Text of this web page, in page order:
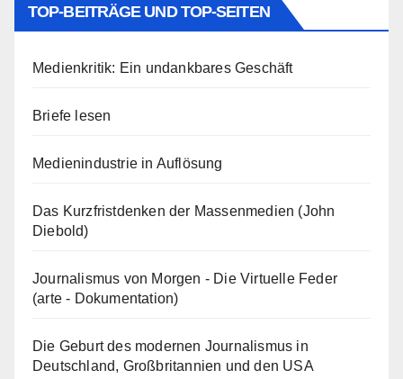
TOP-BEITRÄGE UND TOP-SEITEN
Medienkritik: Ein undankbares Geschäft
Briefe lesen
Medienindustrie in Auflösung
Das Kurzfristdenken der Massenmedien (John
Diebold)
Journalismus von Morgen - Die Virtuelle Feder
(arte - Dokumentation)
Die Geburt des modernen Journalismus in
Deutschland, Großbritannien und den USA